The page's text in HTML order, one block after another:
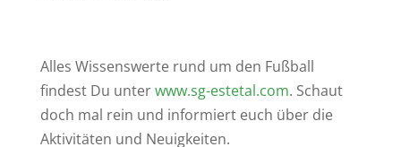
Alles Wissenswerte rund um den Fußball
findest Du unterwww.sg-estetal.com. Schaut
doch mal rein und informiert euch über die
Aktivitäten und Neuigkeiten.